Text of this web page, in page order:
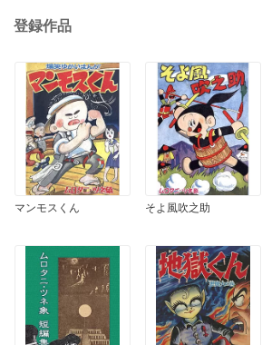
登録作品
マンモスくん そよ風吹之助